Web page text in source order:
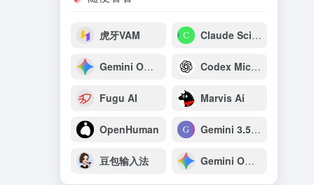
虎牙VAM Claude Science
Gemini Omni Flash：谷歌原生多模态视频生成与推理模型 Codex Micro：OpenAI专为开发者打造的AI编程专用宏键盘
Fugu AI Marvis Ai
OpenHuman Gemini 3.5 Pro
豆包输入法 Gemini Omni